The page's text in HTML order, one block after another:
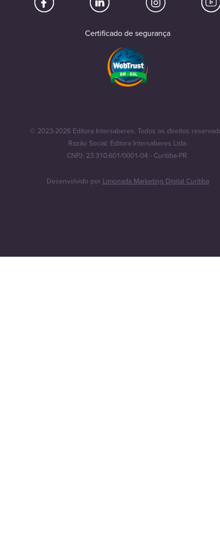
Certificado de segurança
© 2023-2026 Editora Intersaberes. Todos os direitos
Razão Social: Editora Intersaberes Ltda.
CNPJ: 23.310.601/0001-04 - Curitiba-PR.
Desenvolvido por Limonada Marketing Digital Curitiba